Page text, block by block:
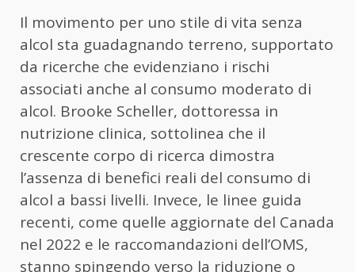
Il movimento per uno stile di vita senza
alcol sta guadagnando terreno, supportato
da ricerche che evidenziano i rischi
associati anche al consumo moderato di
alcol. Brooke Scheller, dottoressa in
nutrizione clinica, sottolinea che il
crescente corpo di ricerca dimostra
l’assenza di benefici reali del consumo di
alcol a bassi livelli. Invece, le linee guida
recenti, come quelle aggiornate del Canada
nel 2022 e le raccomandazioni dell’OMS,
stanno spingendo verso la riduzione o